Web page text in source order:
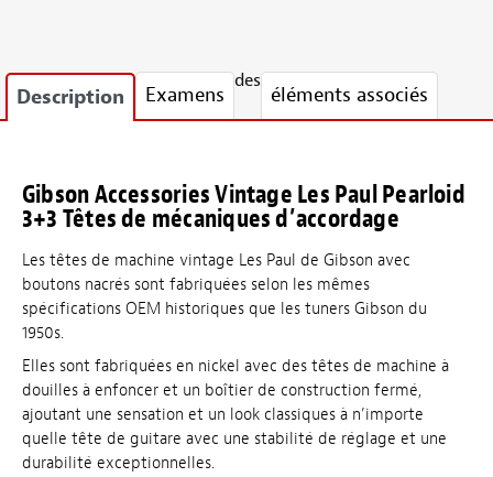
Description Examens
des
éléments associés
Gibson Accessories Vintage Les Paul Pearloid
3+3 Têtes de mécaniques d’accordage
Les têtes de machine vintage Les Paul de Gibson avec
boutons nacrés sont fabriquées selon les mêmes
spécifications OEM historiques que les tuners Gibson du
1950s.
Elles sont fabriquées en nickel avec des têtes de machine à
douilles à enfoncer et un boîtier de construction fermé,
ajoutant une sensation et un look classiques à n’importe
quelle tête de guitare avec une stabilité de réglage et une
durabilité exceptionnelles.